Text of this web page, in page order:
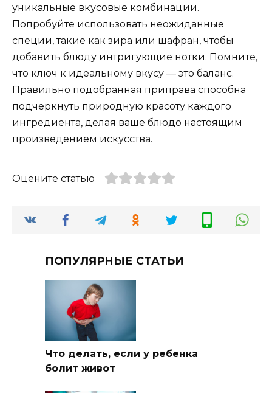
уникальные вкусовые комбинации.
Попробуйте использовать неожиданные
специи, такие как зира или шафран, чтобы
добавить блюду интригующие нотки. Помните,
что ключ к идеальному вкусу — это баланс.
Правильно подобранная приправа способна
подчеркнуть природную красоту каждого
ингредиента, делая ваше блюдо настоящим
произведением искусства.
Оцените статью
ПОПУЛЯРНЫЕ СТАТЬИ
Что делать, если у ребенка
болит живот